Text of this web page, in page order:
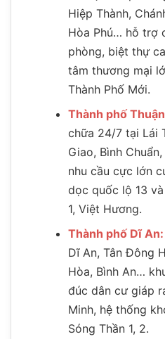
Hiệp Thành,
Hòa Phú… hỗ trợ
phòng, biệt thự
tâm thương mại
Thành Phố Mới.
Thành phố
chữa 24/7 tại Lái
Giao, Bình
nhu cầu cực lớn
dọc quốc lộ 13
1, Việt Hương.
Thành phố Dĩ An:
Dĩ An, Tân Đông
Hòa, Bình An…
đúc dân cư giáp
Minh, hệ thống
Sóng Thần 1, 2.